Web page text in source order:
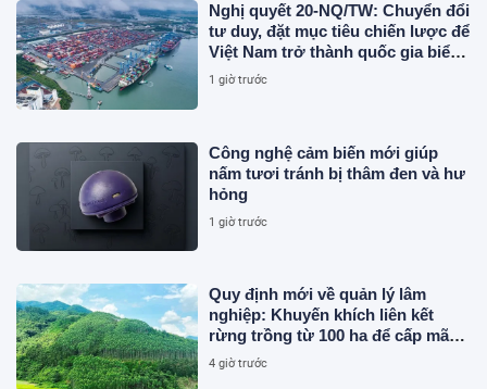
Nghị quyết 20-NQ/TW: Chuyển đổi
tư duy, đặt mục tiêu chiến lược để
Việt Nam trở thành quốc gia biển
mạnh
1 giờ trước
Công nghệ cảm biến mới giúp
nấm tươi tránh bị thâm đen và hư
hỏng
1 giờ trước
Quy định mới về quản lý lâm
nghiệp: Khuyến khích liên kết
rừng trồng từ 100 ha để cấp mã
số
4 giờ trước